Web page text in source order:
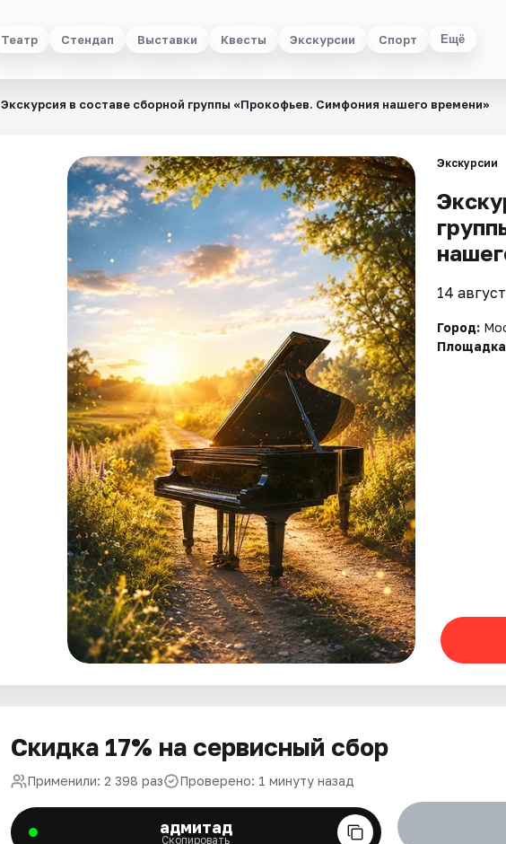
Театр Стендап Выставки Квесты Экскурсии Спорт Ещё
Экскурсия в составе сборной группы «Прокофьев. Симфония нашего времени»
Экскурсии
14
Город:
Скидка 17% на сервисный сбор
Применили: 2 398 раз Проверено: 1 минуту назад
адмитад
Скопировать